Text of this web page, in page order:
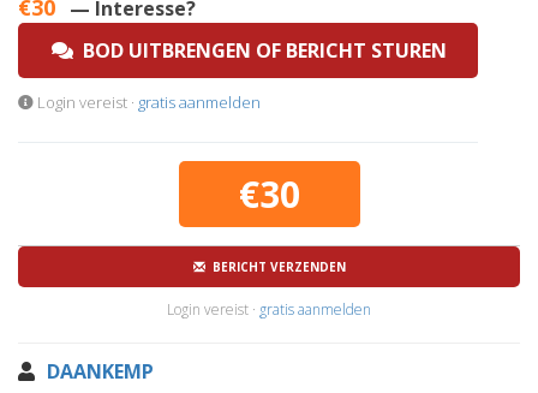
€30 — Interesse?
BOD UITBRENGEN OF BERICHT STUREN
Login vereist · gratis aanmelden
€30
BERICHT VERZENDEN
Login vereist · gratis aanmelden
DAANKEMP